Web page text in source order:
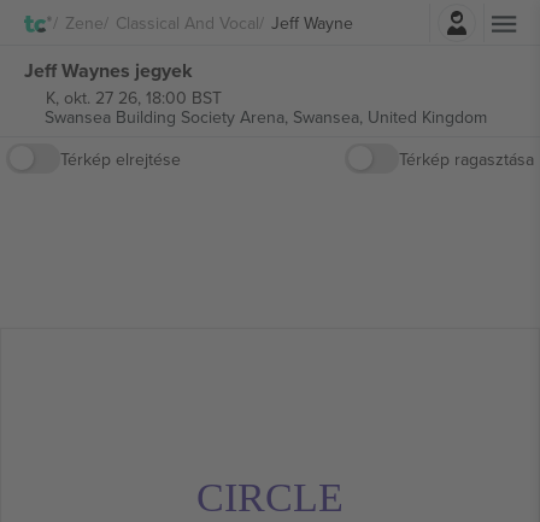
Zene Classical And Vocal Jeff Wayne
Belépés
Jeff Waynes jegyek
K, okt. 27 26, 18:00 BST
Swansea Building Society Arena, Swansea, United Kingdom
Térkép elrejtése
Térkép ragasztása
CIRCLE